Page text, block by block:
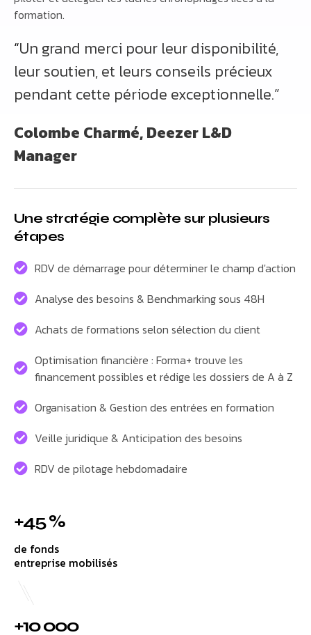
formation.
“Un grand merci pour leur disponibilité,
leur soutien, et leurs conseils précieux
pendant cette période exceptionnelle.”
Colombe Charmé, Deezer L&D
Manager
Une stratégie complète sur plusieurs
étapes
RDV de démarrage pour déterminer le champ d'action
Analyse des besoins & Benchmarking sous 48H
Achats de formations selon sélection du client
Optimisation financière : Forma+ trouve les
financement possibles et rédige les dossiers de A à Z
Organisation & Gestion des entrées en formation
Veille juridique & Anticipation des besoins
RDV de pilotage hebdomadaire
+45 %
de fonds
entreprise mobilisés
+10 000